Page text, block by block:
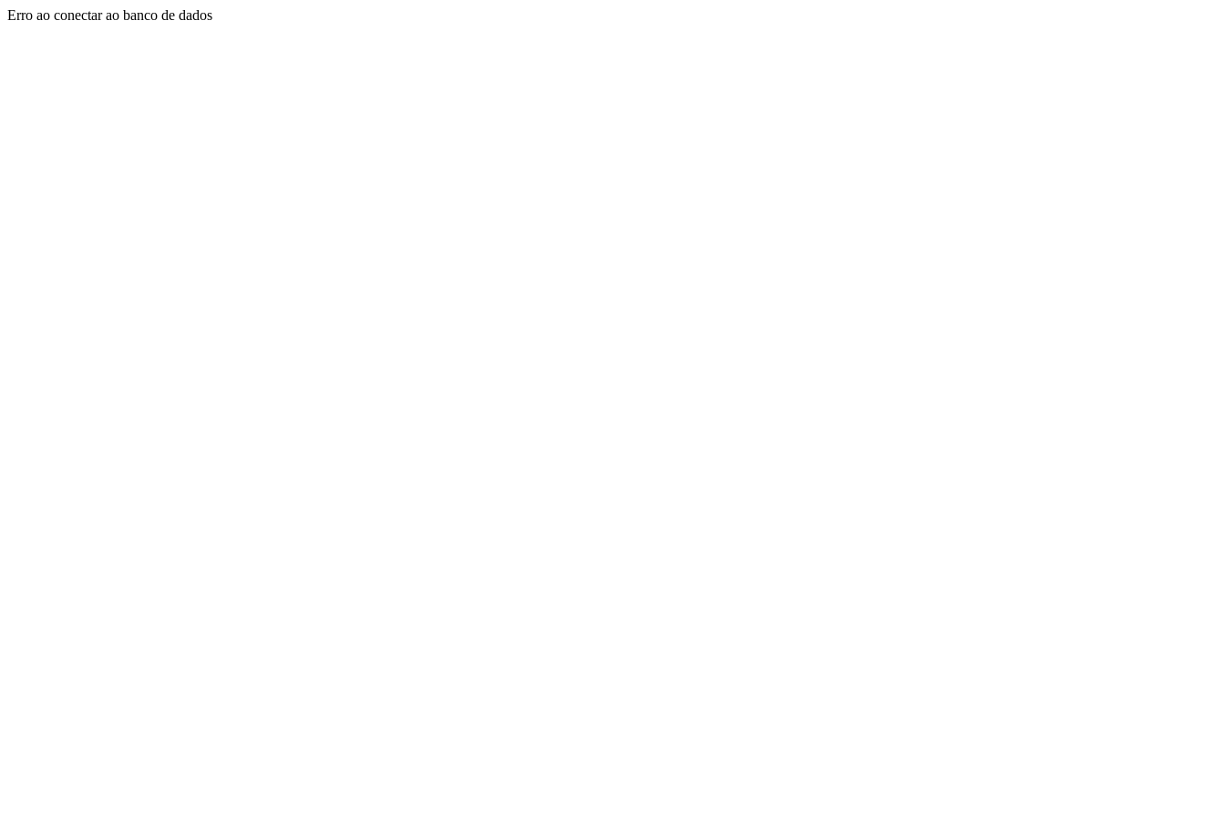
Erro ao conectar ao banco de dados